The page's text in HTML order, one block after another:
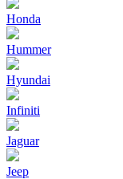
Honda
Hummer
Hyundai
Infiniti
Jaguar
Jeep